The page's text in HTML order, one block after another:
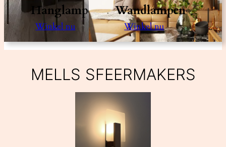
Hanglampen
Winkel nu
Wandlampen
Winkel nu
MELLS SFEERMAKERS